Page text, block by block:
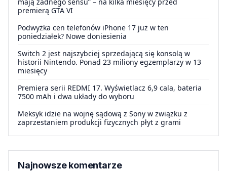
premierą GTA VI
Podwyżka cen telefonów iPhone 17 już w ten
poniedziałek? Nowe doniesienia
Switch 2 jest najszybciej sprzedającą się konsolą w
historii Nintendo. Ponad 23 miliony egzemplarzy w 13
miesięcy
Premiera serii REDMI 17. Wyświetlacz 6,9 cala, bateria
7500 mAh i dwa układy do wyboru
Meksyk idzie na wojnę sądową z Sony w związku z
zaprzestaniem produkcji fizycznych płyt z grami
Najnowsze komentarze